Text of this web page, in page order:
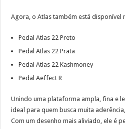
Agora, o Atlas também está disponível
Pedal Atlas 22 Preto
Pedal Atlas 22 Prata
Pedal Atlas 22 Kashmoney
Pedal Aeffect R
Unindo uma plataforma ampla, fina e
ideal para quem busca muita
Com um desenho mais aliviado, ele é